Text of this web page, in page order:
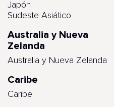
Japón
Sudeste Asiático
Australia y Nueva
Zelanda
Australia y Nueva Zelanda
Caribe
Caribe